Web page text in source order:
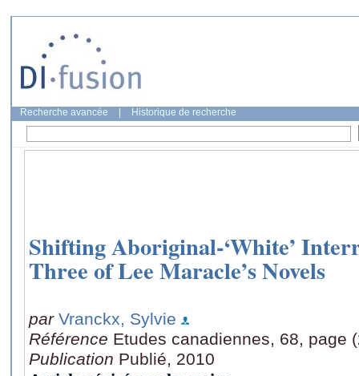
Recherche avancée Historique de recherche
Shifting Aboriginal-‘White’
Three of Lee Maracle’s Novels
par Vranckx, Sylvie
Référence Etudes canadiennes, 68, page
Publication Publié, 2010